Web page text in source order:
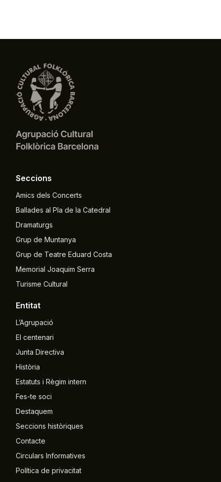
Seccions
Amics dels Concerts
Ballades al Pla de la Catedral
Dramaturgs
Grup de Muntanya
Grup de Teatre Eduard Costa
Memorial Joaquim Serra
Turisme Cultural
Entitat
L’Agrupació
El centenari
Junta Directiva
Història
Estatuts i Règim intern
Fes-te soci
Destaquem
Seccions històriques
Contacte
Circulars Informatives
Política de privacitat